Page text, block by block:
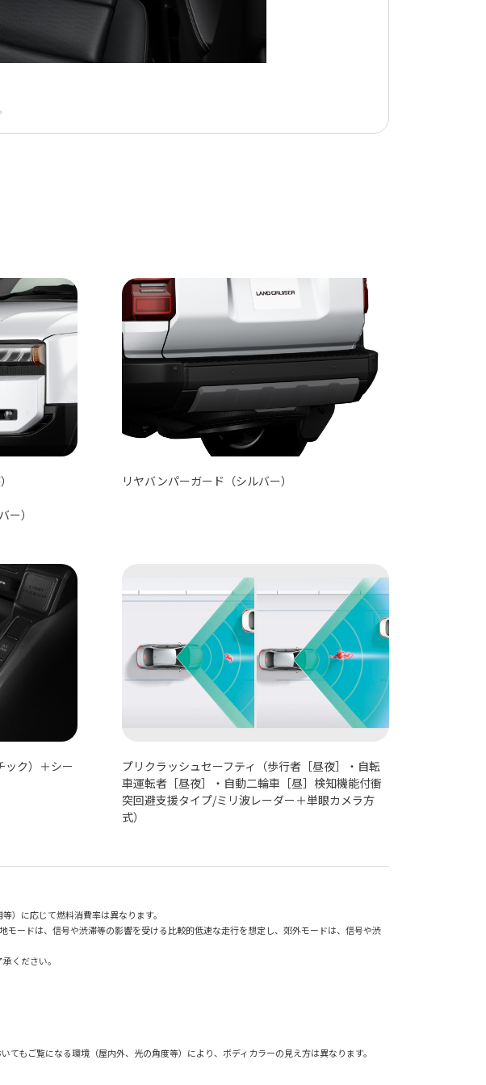
）
リヤバンパーガード（シルバー）
ック）＋シー
プリクラッシュセーフティ（歩行者［昼夜］・自転
車運転者［昼夜］・自動二輪車［昼］検知機能付衝
突回避支援タイプ/ミリ波レーダー＋単眼カメラ方
式）
）に応じて燃料消費率は異なります。
ードは、信号や渋滞等の影響を受ける比較的低速な走行を想定し、郊外モードは、信号や渋
ください。
もご覧になる環境（屋内外、光の角度等）により、ボディカラーの見え方は異なります。